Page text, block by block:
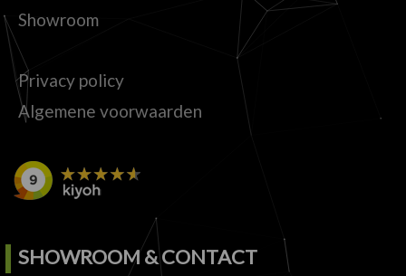
Showroom
Privacy policy
Algemene voorwaarden
SHOWROOM & CONTACT